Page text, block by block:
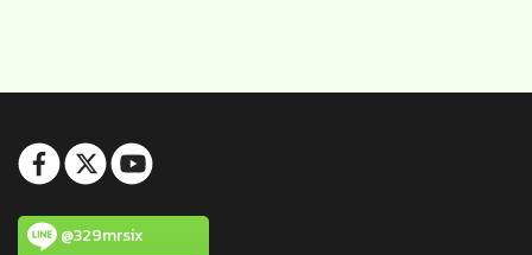
@329mrsix